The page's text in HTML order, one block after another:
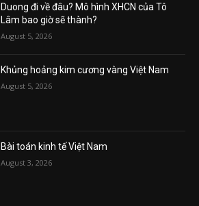
Duong đi về đâu? Mô hình XHCN của Tô
Lâm bao giờ sẽ thành?
August 5, 2026
Khủng hoảng kim cương vàng Việt Nam
August 5, 2026
Bài toán kinh tế Việt Nam
August 3, 2026